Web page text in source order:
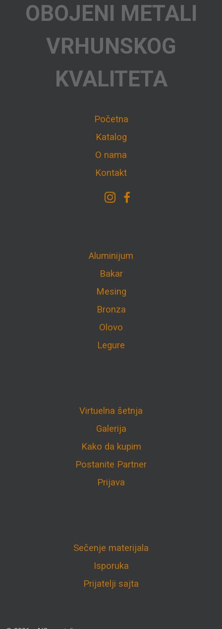
OBOJENI METALI
VRHUNSKOG
KVALITETA
Početna
Katalog
O nama
Kontakt
Aluminijum
Bakar
Mesing
Bronza
Olovo
Legure
Virtuelna šetnja
Galerija
Kako da kupim
Postanite Partner
Prijava
Sečenje materijala
Isporuka
Prijatelji sajta